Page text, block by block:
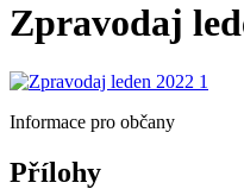
Zpravodaj
Informace pro občany
Přílohy